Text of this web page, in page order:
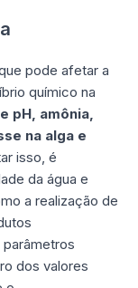
pode afetar a
químico na
pH, amônia,
na alga e
isso, é
da água e
a realização de
dos valores